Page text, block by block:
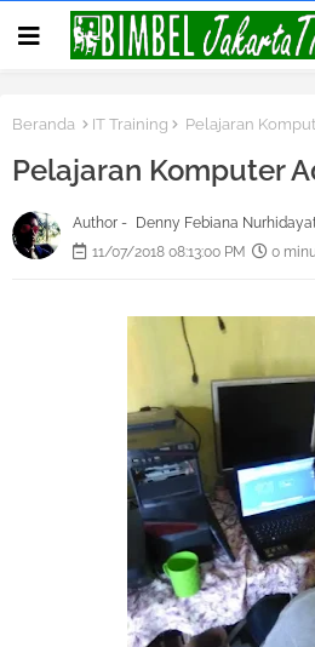
Beranda IT Training Pelajaran
Pelajaran Komputer
Author -
Denny Febiana
11/07/2018 08:13:00 PM
0